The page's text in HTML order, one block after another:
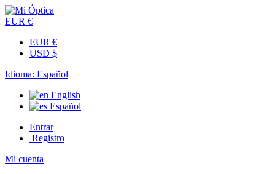
EUR €
EUR €
USD $
Idioma: Español
English
Español
Entrar
Registro
Mi cuenta